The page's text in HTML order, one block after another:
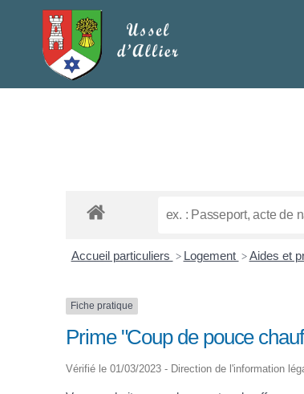
Accueil particuliers > Logement > Aides et
Fiche pratique
Prime "Coup de pouce
Vérifié le 01/03/2023 - Direction de l'information